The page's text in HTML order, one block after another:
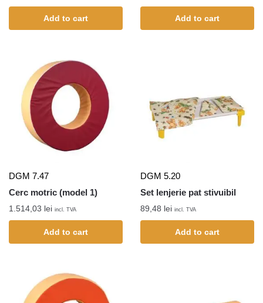
Add to cart Add to cart
DGM 7.47
Cerc motric (model 1)
1.514,03 lei incl. TVA
Add to cart
DGM 5.20
Set lenjerie pat stivuibil
89,48 lei incl. TVA
Add to cart